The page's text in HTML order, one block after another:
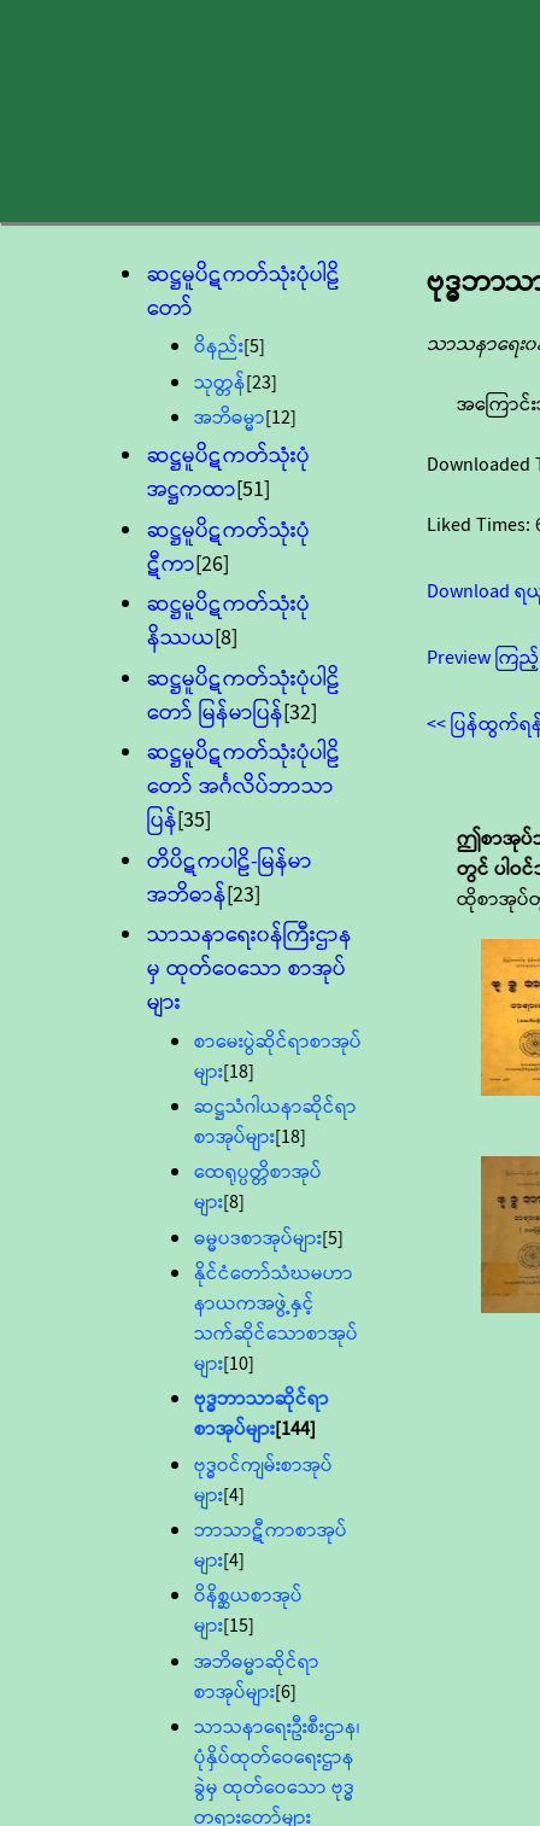
ဆဋ္ဌမူပိဋကတ်သုံးပုံပါဠိ
တော်
ဝိနည်း[5]
သုတ္တန်[23]
အဘိဓမ္မာ[12]
ဆဋ္ဌမူပိဋကတ်သုံးပုံ
အဋ္ဌကထာ[51]
ဆဋ္ဌမူပိဋကတ်သုံးပုံ
ဋီကာ[26]
ဆဋ္ဌမူပိဋကတ်သုံးပုံ
နိဿယ[8]
ဆဋ္ဌမူပိဋကတ်သုံးပုံပါဠိ
တော် မြန်မာပြန်[32]
ဆဋ္ဌမူပိဋကတ်သုံးပုံပါဠိ
တော် အင်္ဂလိပ်ဘာသာ
ပြန်[35]
တိပိဋကပါဠိ-မြန်မာ
အဘိဓာန်[23]
သာသနာရေး၀န်ကြီးဌာန
မှ ထုတ်ဝေသော စာအုပ်
များ
စာမေးပွဲဆိုင်ရာစာအုပ်
များ[18]
ဆဋ္ဌသံဂါယနာဆိုင်ရာ
စာအုပ်များ[18]
ထေရုပ္ပတ္တိစာအုပ်
များ[8]
ဓမ္မပဒစာအုပ်များ[5]
နိုင်ငံတော်သံဃမဟာ
နာယကအဖွဲ့နှင့်
သက်ဆိုင်သောစာအုပ်
များ[10]
ဗုဒ္ဓဘာသာဆိုင်ရာ
စာအုပ်များ[144]
ဗုဒ္ဓဝင်ကျမ်းစာအုပ်
များ[4]
ဘာသာဋီကာစာအုပ်
များ[4]
ဝိနိစ္ဆယစာအုပ်
များ[15]
အဘိဓမ္မာဆိုင်ရာ
စာအုပ်များ[6]
သာသနာရေးဦးစီးဌာန၊
ပုံနှိပ်ထုတ်ဝေရေးဌာန
ခွဲမှ ထုတ်ဝေသော ဗုဒ္ဓ
တရားတော်များ
ဗုဒ္ဓဘာ
သာသနာရေး၀
အကြောင်
Downloaded
Liked Times:
Download
Preview ကြ
<< ပြန်ထွက်ရ
ဤစာအုပ်
တွင် ပါဝ
ထိုစာအုပ်တွဲ